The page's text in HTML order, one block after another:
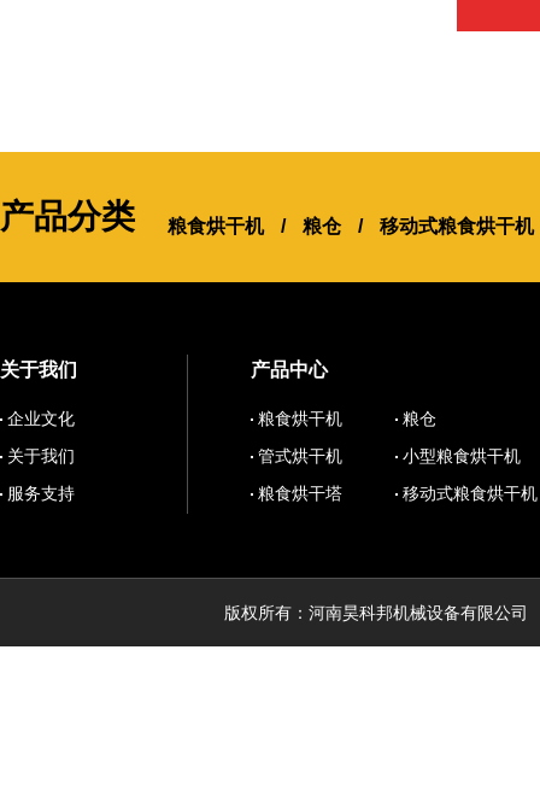
产品分类 粮食烘干机 / 粮仓 / 移动式粮食烘干机
关于我们
企业文化
关于我们
服务支持
产品中心
粮食烘干机
粮仓
管式烘干机
小型粮食烘干机
粮食烘干塔
移动式粮食烘干机
版权所有：河南昊科邦机械设备有限公